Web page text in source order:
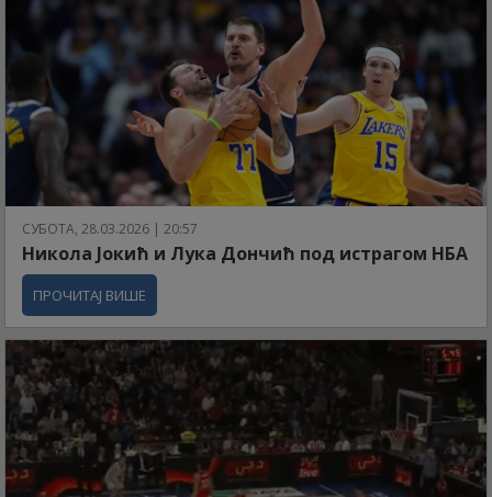
СУБОТА, 28.03.2026 | 20:57
Никола Јокић и Лука Дончић под истрагом НБА
ПРОЧИТАЈ ВИШЕ